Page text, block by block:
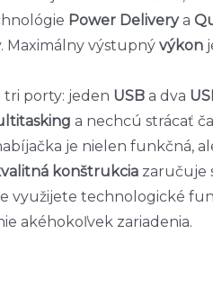
Power Deliverya
Maximálny výstupný výkon
tri porty: jeden USB a dva
a nechcú strácať
je nielen funkčná,
konštrukcia zaručuje
využijete technologické
akéhokoľvek zariadenia.